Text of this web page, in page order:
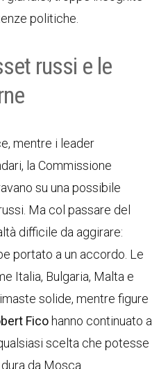
politiche.
russi e le
mentre i leader
la Commissione
su una possibile
Ma col passare del
difficile da aggirare:
portato a un accordo. Le
Italia, Bulgaria, Malta e
solide, mentre figure
Fico hanno continuato a
scelta che potesse
da Mosca.